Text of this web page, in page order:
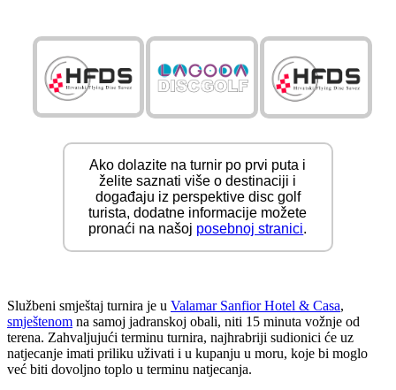
Ako dolazite na turnir po prvi puta i
želite saznati više o destinaciji i
događaju iz perspektive disc golf
turista, dodatne informacije možete
pronaći na našoj posebnoj stranici.
Službeni smještaj turnira je u Valamar Sanfior Hotel & Casa,
smještenom na samoj jadranskoj obali, niti 15 minuta vožnje od
terena. Zahvaljujući terminu turnira, najhrabriji sudionici će uz
natjecanje imati priliku uživati i u kupanju u moru, koje bi moglo
već biti dovoljno toplo u terminu natjecanja.